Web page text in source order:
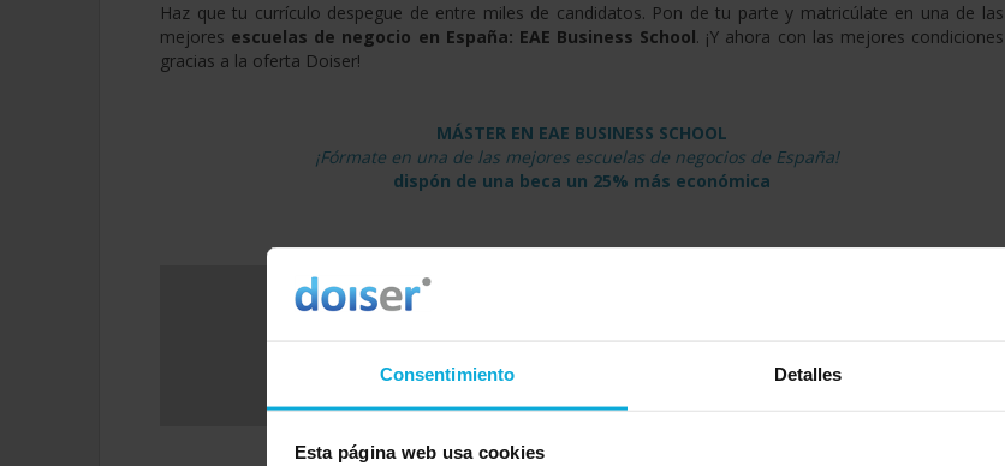
Consentimiento Detalles
Esta página web usa cookies
Haz que tu currículo despegue de entre miles de candidatos. Pon de tu parte y matricúlate en una de las
mejores escuelas de negocio en España: EAE Business School. ¡Y ahora con las mejores condiciones
gracias a la oferta Doiser!
MÁSTER EN EAE BUSINESS SCHOOL
¡Fórmate en una de las mejores escuelas de negocios de España!
dispón de una beca un 25% más económica
Oferta relacionada con la categoría: Másters y posgrados
Ir a Másters y posgrados